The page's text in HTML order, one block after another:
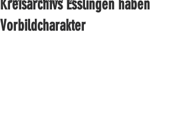
Kreisarchivs Esslingen haben
Vorbildcharakter